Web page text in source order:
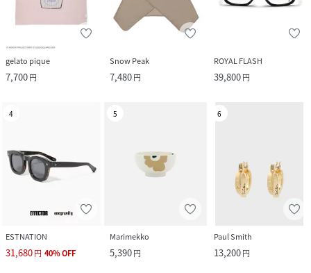
gelato pique
7,700円
Snow Peak
7,480円
ROYAL FLASH
39,800円
4
ESTNATION
31,680円 40%OFF
5
Marimekko
5,390円
6
Paul Smith
13,200円